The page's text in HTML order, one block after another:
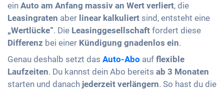
ein Auto am Anfang massiv an Wert verliert, die
Leasingraten aber linear kalkuliert sind, entsteht eine
„Wertlücke“. Die Leasinggesellschaft fordert diese
Differenz bei einer Kündigung gnadenlos ein.
Genau deshalb setzt das Auto-Abo auf flexible
Laufzeiten. Du kannst dein Abo bereits ab 3 Monaten
starten und danach jederzeit verlängern. So hast du die